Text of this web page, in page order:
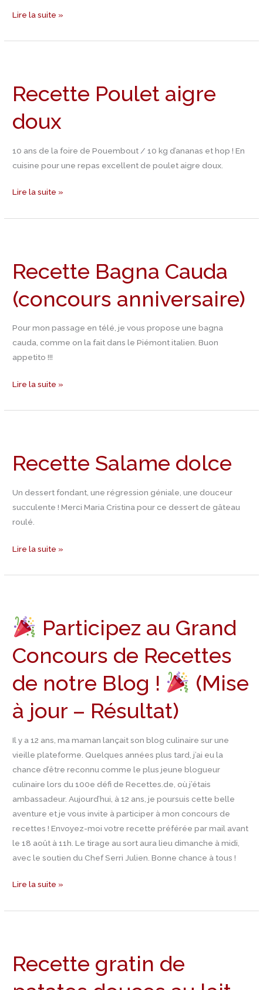
Lire la suite »
Recette Poulet aigre
doux
10 ans de la foire de Pouembout / 10 kg d’ananas et hop ! En
cuisine pour une repas excellent de poulet aigre doux.
aigre
doux
Lire la suite »
Recette Bagna Cauda
(concours anniversaire)
Pour mon passage en télé, je vous propose une bagna
cauda, comme on la fait dans le Piémont italien. Buon
appetito !!!
Cauda
(concours
anniversaire)
Lire la suite »
Recette Salame dolce
Un dessert fondant, une régression géniale, une douceur
succulente ! Merci Maria Cristina pour ce dessert de gâteau
roulé.
dolce
Lire la suite »
Participez au Grand
Concours de Recettes
de notre Blog !
(Mise
à jour – Résultat)
Il y a 12 ans, ma maman lançait son blog culinaire sur une
vieille plateforme. Quelques années plus tard, j’ai eu la
chance d’être reconnu comme le plus jeune blogueur
culinaire lors du 100e défi de Recettes.de, où j’étais
ambassadeur. Aujourd’hui, à 12 ans, je poursuis cette belle
aventure et je vous invite à participer à mon concours de
recettes ! Envoyez-moi votre recette préférée par mail avant
le 18 août à 11h. Le tirage au sort aura lieu dimanche à midi,
avec le soutien du Chef Serri Julien. Bonne chance à tous !
au
Grand
Concours
Recettes
notre
!
(Mise
à
jour
–
Résultat)
Lire la suite »
Recette gratin de
de
patates